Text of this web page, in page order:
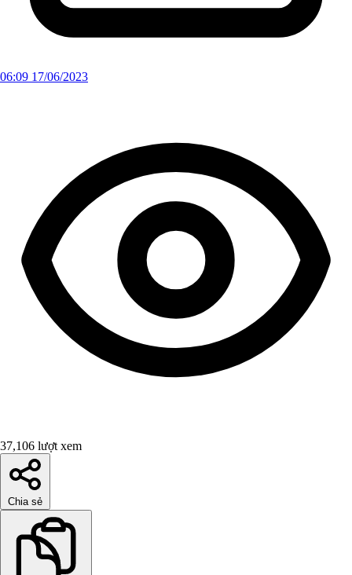
06:09 17/06/2023
37,106 lượt xem
Chia sẻ